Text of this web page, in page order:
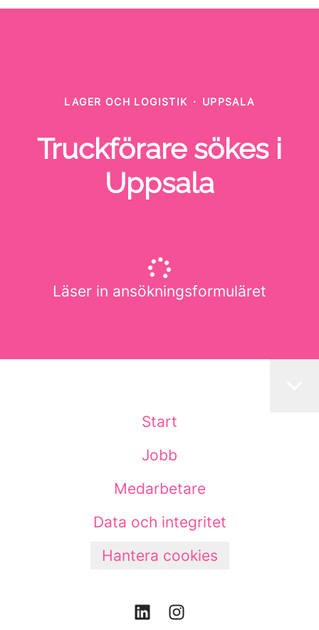
LAGER OCH LOGISTIK · UPPSALA
Truckförare sökes i
Uppsala
Läser in ansökningsformuläret
Start
Jobb
Medarbetare
Data och integritet
Hantera cookies